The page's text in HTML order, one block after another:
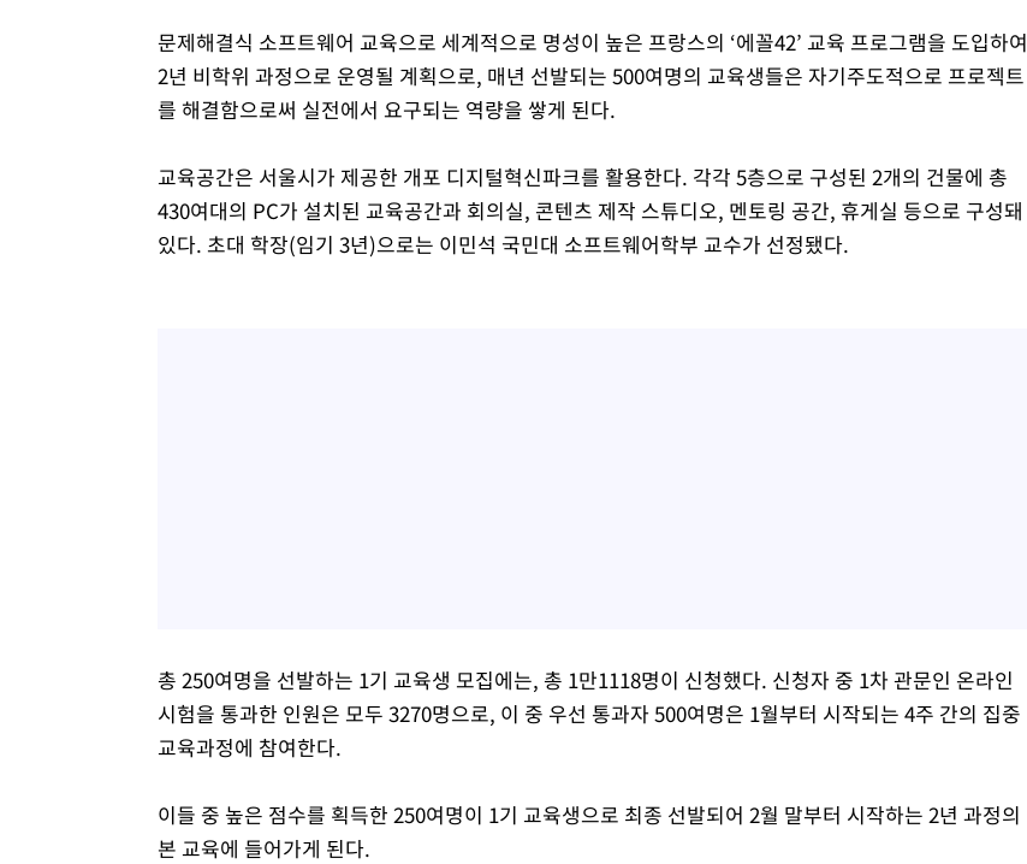
문제해결식 소프트웨어 교육으로 세계적으로 명성이 높은 프랑스의 ‘에꼴42’ 교육 프로그램을 도입하여
2년 비학위 과정으로 운영될 계획으로, 매년 선발되는 500여명의 교육생들은 자기주도적으로 프로젝트
를 해결함으로써 실전에서 요구되는 역량을 쌓게 된다.
교육공간은 서울시가 제공한 개포 디지털혁신파크를 활용한다. 각각 5층으로 구성된 2개의 건물에 총
430여대의 PC가 설치된 교육공간과 회의실, 콘텐츠 제작 스튜디오, 멘토링 공간, 휴게실 등으로 구성돼
있다. 초대 학장(임기 3년)으로는 이민석 국민대 소프트웨어학부 교수가 선정됐다.
총 250여명을 선발하는 1기 교육생 모집에는, 총 1만1118명이 신청했다. 신청자 중 1차 관문인 온라인
시험을 통과한 인원은 모두 3270명으로, 이 중 우선 통과자 500여명은 1월부터 시작되는 4주 간의 집중
교육과정에 참여한다.
이들 중 높은 점수를 획득한 250여명이 1기 교육생으로 최종 선발되어 2월 말부터 시작하는 2년 과정의
본 교육에 들어가게 된다.